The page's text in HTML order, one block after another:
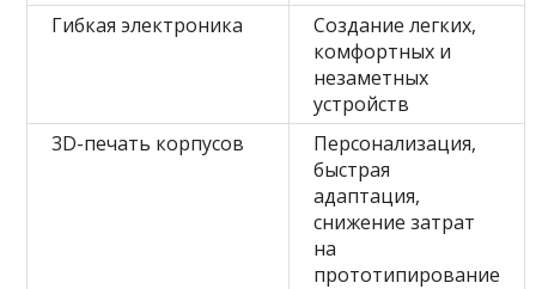
Гибкая электроника
Создание легких,
комфортных и
незаметных
устройств
3D-печать корпусов
Персонализация,
быстрая
адаптация,
снижение затрат
на
прототипирование